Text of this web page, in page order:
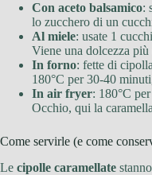
Con aceto balsamico:
lo zucchero di un
Al miele: usate 1
Viene una dolcezza più
In forno: fette di
180°C per 30-40
In air fryer: 180°C
Occhio, qui la
Come servirle (e come
Le cipolle caramellate